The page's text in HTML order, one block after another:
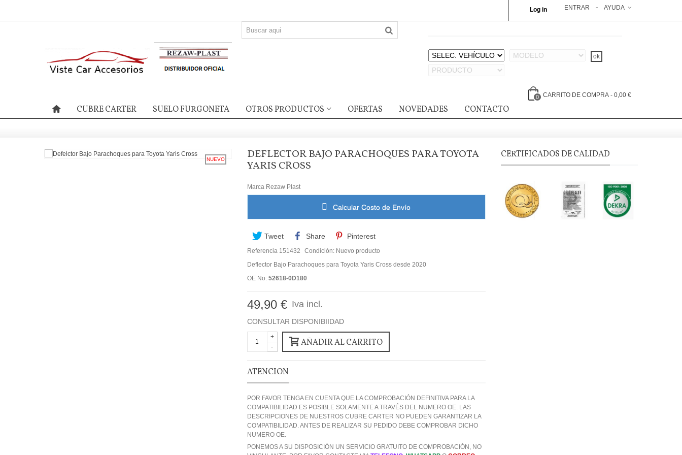
AYUDA
ENTRAR
Log in
0 CARRITO DE COMPRA - 0,00 €
CUBRE CARTER SUELO FURGONETA OTROS PRODUCTOS OFERTAS NOVEDADES CONTACTO
NUEVO
DEFLECTOR BAJO PARACHOQUES PARA TOYOTA
YARIS CROSS
Marca Rezaw Plast
Calcular Costo de Envío
Tweet Share Pinterest
Referencia 151432 Condición: Nuevo producto
Deflector Bajo Parachoques para Toyota Yaris Cross desde 2020
OE No: 52618-0D180
49,90 € Iva incl.
CONSULTAR DISPONIBIIDAD
-
+
AÑADIR AL CARRITO
ATENCION
POR FAVOR TENGA EN CUENTA QUE LA COMPROBACIÓN DEFINITIVA PARA LA
COMPATIBILIDAD ES POSIBLE SOLAMENTE A TRAVÉS DEL NUMERO OE. LAS
DESCRIPCIONES DE NUESTROS CUBRE CARTER NO PUEDEN GARANTIZAR LA
COMPATIBILIDAD. ANTES DE REALIZAR SU PEDIDO DEBE COMPROBAR DICHO
NUMERO OE.
PONEMOS A SU DISPOSICIÓN UN SERVICIO GRATUITO DE COMPROBACIÓN, NO
CERTIFICADOS DE CALIDAD